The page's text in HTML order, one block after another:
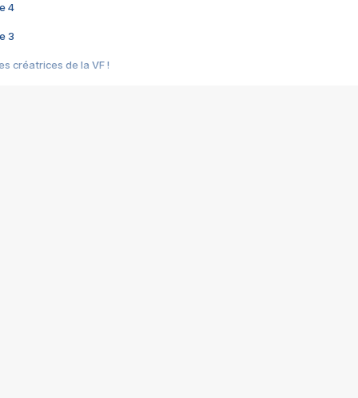
4
3
créatrices de la VF !